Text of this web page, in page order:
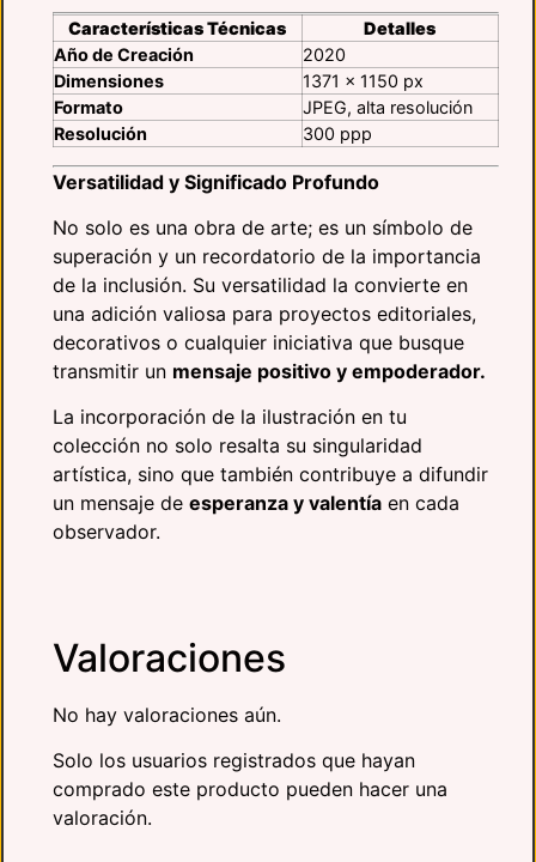
Características Técnicas
Detalles
Año de Creación
2020
Dimensiones
1371 x 1150 px
Formato
JPEG, alta resolución
Resolución
300 ppp
Versatilidad y Significado Profundo
No solo es una obra de arte; es un símbolo de
superación y un recordatorio de la importancia
de la inclusión. Su versatilidad la convierte en
una adición valiosa para proyectos editoriales,
decorativos o cualquier iniciativa que busque
transmitir un mensaje positivo y empoderador.
La incorporación de la ilustración en tu
colección no solo resalta su singularidad
artística, sino que también contribuye a difundir
un mensaje de esperanza y valentía en cada
observador.
Valoraciones
No hay valoraciones aún.
Solo los usuarios registrados que hayan
comprado este producto pueden hacer una
valoración.